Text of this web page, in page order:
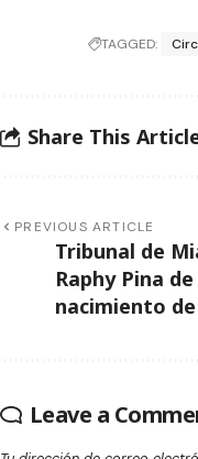
TAGGED:
Share This
PREVIOUS ARTICLE
Tribunal de
Raphy Pina
nacimiento
Leave a